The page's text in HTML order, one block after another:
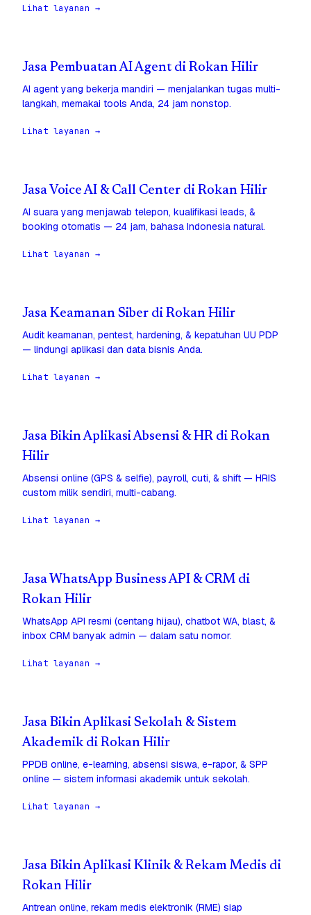
Lihat layanan →
Jasa Pembuatan AI Agent di Rokan Hilir
AI agent yang bekerja mandiri — menjalankan tugas multi-
langkah, memakai tools Anda, 24 jam nonstop.
Lihat layanan →
Jasa Voice AI & Call Center di Rokan Hilir
AI suara yang menjawab telepon, kualifikasi leads, &
booking otomatis — 24 jam, bahasa Indonesia natural.
Lihat layanan →
Jasa Keamanan Siber di Rokan Hilir
Audit keamanan, pentest, hardening, & kepatuhan UU PDP
— lindungi aplikasi dan data bisnis Anda.
Lihat layanan →
Jasa Bikin Aplikasi Absensi & HR di Rokan
Hilir
Absensi online (GPS & selfie), payroll, cuti, & shift — HRIS
custom milik sendiri, multi-cabang.
Lihat layanan →
Jasa WhatsApp Business API & CRM di
Rokan Hilir
WhatsApp API resmi (centang hijau), chatbot WA, blast, &
inbox CRM banyak admin — dalam satu nomor.
Lihat layanan →
Jasa Bikin Aplikasi Sekolah & Sistem
Akademik di Rokan Hilir
PPDB online, e-learning, absensi siswa, e-rapor, & SPP
online — sistem informasi akademik untuk sekolah.
Lihat layanan →
Jasa Bikin Aplikasi Klinik & Rekam Medis di
Rokan Hilir
Antrean online, rekam medis elektronik (RME) siap